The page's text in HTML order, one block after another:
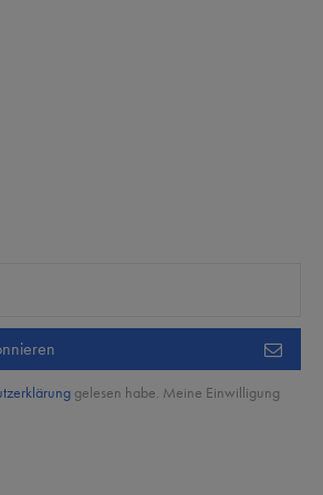
gelesen habe. Meine Einwilligung